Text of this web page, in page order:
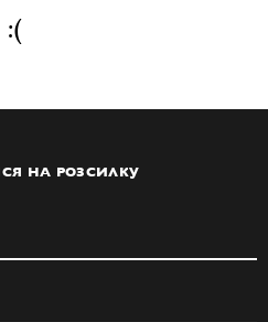
:(
НА РОЗСИЛКУ